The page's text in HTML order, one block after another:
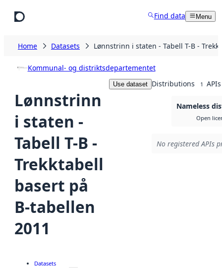
Find data Menu
Home Datasets Lønnstrinn i staten - Tabell T-B -
Kommunal- og distriktsdepartementet
Lønnstrinn
i staten -
Tabell T-B -
Trekktabell
basert på
B-tabellen
2011
Use dataset Distributions 1 APIs
Nameless
Open
No registered APIs
Datasets